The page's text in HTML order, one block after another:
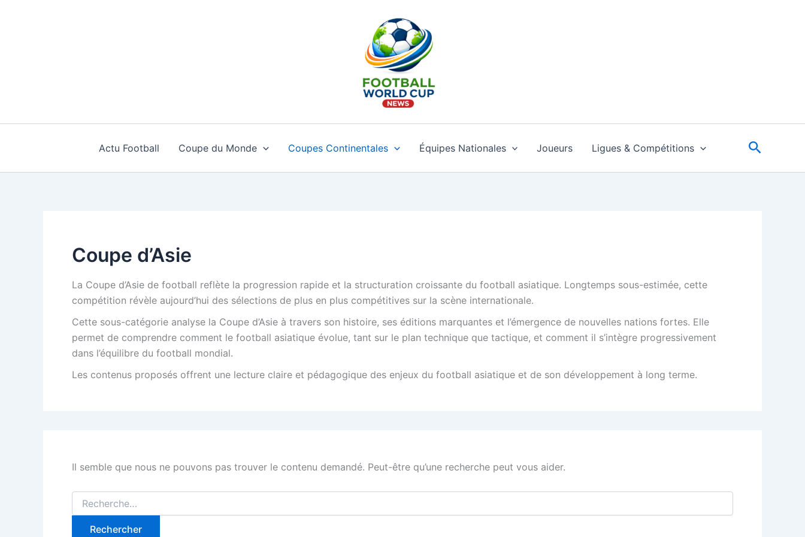
Actu Football Coupe du Monde Coupes Continentales Équipes Nationales Joueurs Ligues & Compétitions
Coupe d’Asie
La Coupe d’Asie de football reflète la progression rapide et la structuration croissante du football asiatique. Longtemps sous-estimée, cette
compétition révèle aujourd’hui des sélections de plus en plus compétitives sur la scène internationale.
Cette sous-catégorie analyse la Coupe d’Asie à travers son histoire, ses éditions marquantes et l’émergence de nouvelles nations fortes. Elle
permet de comprendre comment le football asiatique évolue, tant sur le plan technique que tactique, et comment il s’intègre progressivement
dans l’équilibre du football mondial.
Les contenus proposés offrent une lecture claire et pédagogique des enjeux du football asiatique et de son développement à long terme.
Il semble que nous ne pouvons pas trouver le contenu demandé. Peut-être qu’une recherche peut vous aider.
Rechercher :